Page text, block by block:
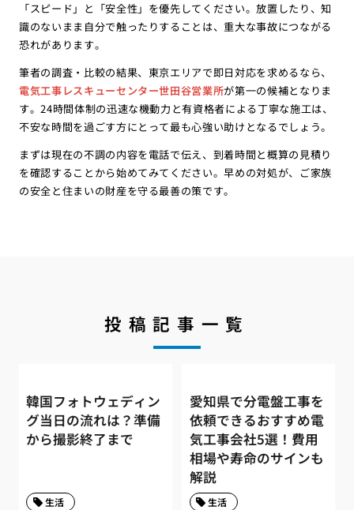
「スピード」と「安全性」を優先してください。放置したり、知
識のないまま自分で触ったりすることは、重大な事故につながる
恐れがあります。
筆者の調査・比較の結果、東京エリアで即日対応を求めるなら、
電気工事レスキューセンター世田谷営業所が第一の候補となりま
す。24時間体制の迅速な機動力と有資格者による丁寧な施工は、
不安な時間を過ごす方にとって最も心強い助けとなるでしょう。
まずは現在の不調の内容を電話で伝え、到着時間と概算の見積り
を確認することから始めてみてください。早めの対処が、ご家族
の安全と住まいの財産を守る最善の策です。
投稿記事一覧
韓国フォトウェディン
グ当日の流れは？準備
から撮影終了まで
生活
愛知県で分電盤工事を
依頼できるおすすめ電
気工事会社5選！費用
相場や寿命のサインも
解説
生活